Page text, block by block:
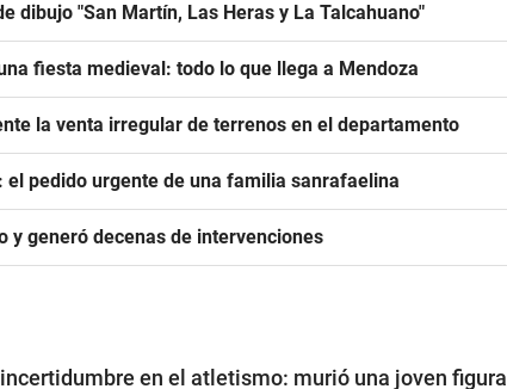
dibujo "San Martín, Las Heras y La Talcahuano"
fiesta medieval: todo lo que llega a Mendoza
la venta irregular de terrenos en el departamento
el pedido urgente de una familia sanrafaelina
y generó decenas de intervenciones
en el atletismo: murió una joven figura